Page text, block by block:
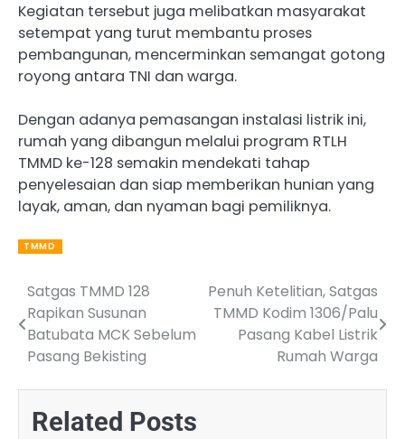
Kegiatan tersebut juga melibatkan masyarakat
setempat yang turut membantu proses
pembangunan, mencerminkan semangat gotong
royong antara TNI dan warga.
Dengan adanya pemasangan instalasi listrik ini,
rumah yang dibangun melalui program RTLH
TMMD ke-128 semakin mendekati tahap
penyelesaian dan siap memberikan hunian yang
layak, aman, dan nyaman bagi pemiliknya.
TMMD
Post
navigation
Satgas TMMD 128
Rapikan Susunan
Batubata MCK Sebelum
Pasang Bekisting
Penuh Ketelitian, Satgas
TMMD Kodim 1306/Palu
Pasang Kabel Listrik
Rumah Warga
Related Posts